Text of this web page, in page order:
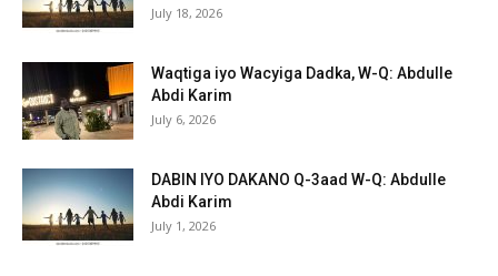
July 18, 2026
Waqtiga iyo Wacyiga Dadka, W-Q: Abdulle
Abdi Karim
July 6, 2026
DABIN IYO DAKANO Q-3aad W-Q: Abdulle
Abdi Karim
July 1, 2026